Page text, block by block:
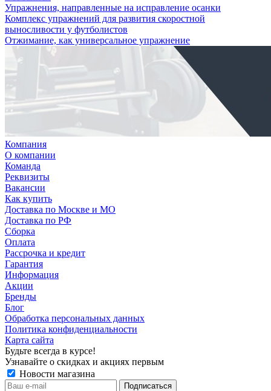
Упражнения, направленные на исправление осанки
Комплекс упражнений для развития скоростной
выносливости у футболистов
Отжимание, как универсальное упражнение
Компания
О компании
Команда
Реквизиты
Вакансии
Как купить
Доставка по Москве и МО
Доставка по РФ
Сборка
Оплата
Рассрочка и кредит
Гарантия
Информация
Акции
Бренды
Блог
Обработка персональных данных
Политика конфиденциальности
Карта сайта
Будьте всегда в курсе!
Узнавайте о скидках и акциях первым
Новости магазина